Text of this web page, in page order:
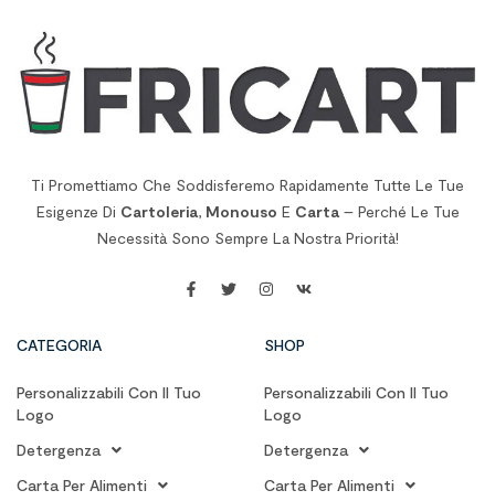
Ti Promettiamo Che Soddisferemo Rapidamente Tutte Le Tue
Esigenze Di Cartoleria, Monouso E Carta– Perché Le Tue
Necessità Sono Sempre La Nostra Priorità!
CATEGORIA
Personalizzabili Con Il Tuo
Logo
Detergenza
Carta Per Alimenti
SHOP
Personalizzabili Con Il Tuo
Logo
Detergenza
Carta Per Alimenti